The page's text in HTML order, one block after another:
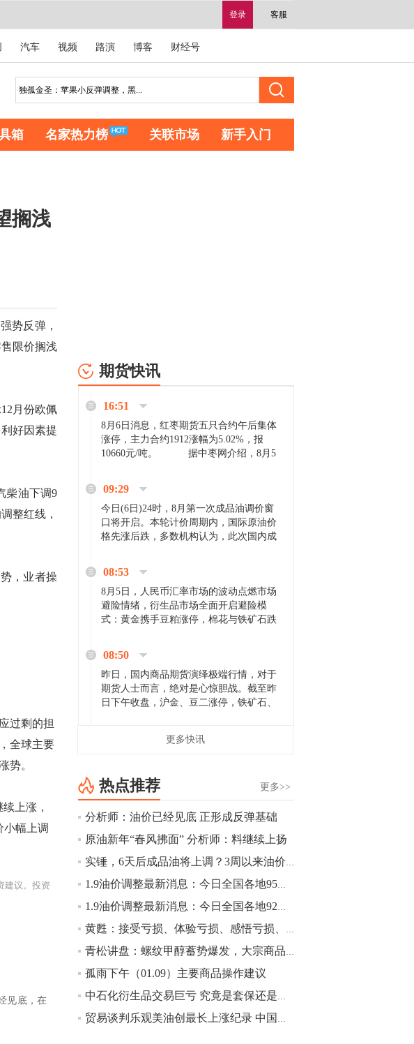
登录 客服
汽车 视频 路演 博客 财经号
箱 名家热力榜 关联市场 新手入门
搁浅
势反弹，
限价搁浅
月份欧佩
好因素提
柴油下调9
整红线，
，业者操
过剩的担
全球主要
势。
上涨，
小幅上调
建议。投资
见底，在
期货快讯
16:51
8月6日消息，红枣期货五只合约午后集体
涨停，主力合约1912涨幅为5.02%，报
10660元/吨。 据中枣网介绍，8月5
家好货依旧惜售挺...
09:29
今日(6日)24时，8月第一次成品油调价窗
口将开启。本轮计价周期内，国际原油价
格先涨后跌，多数机构认为，此次国内成
08:53
8月5日，人民币汇率市场的波动点燃市场
避险情绪，衍生品市场全面开启避险模
式：黄金携手豆粕涨停，棉花与铁矿石跌
场来看，汇率波动...
08:50
昨日，国内商品期货演绎极端行情，对于
期货人士而言，绝对是心惊胆战。截至昨
日下午收盘，沪金、豆二涨停，铁矿石、
[imgnobrwh] src=...
跌幅达6%，报689.5元/吨，刷新近两个月
低位。
14:20
方正有色研究团队：高度重视贵金属的阶
段性机会。自年初以来沪金上涨16.93%，
立涨势，白银将开启补涨，且涨幅超过黄
金，金银比有望高位回归。
13:55
豆二期货主力合约涨停，涨幅达3.98%，报
CBOT大豆期货市场上涨，11月期约收高
更多快讯
更多>>
热点推荐
分析师：油价已经见底 正形成反弹基础
原油新年“春风拂面” 分析师：料继续上扬
实锤，6天后成品油将上调？3周以来油价首次涨破50美元
1.9油价调整最新消息：今日全国各地95号汽油价格查询一览
1.9油价调整最新消息：今日全国各地92号汽油价格查询一览
黄甦：接受亏损、体验亏损、感悟亏损、拥抱亏损（下）
青松讲盘：螺纹甲醇蓄势爆发，大宗商品年底大战
孤雨下午（01.09）主要商品操作建议
中石化衍生品交易巨亏 究竟是套保还是投机？
贸易谈判乐观美油创最长上涨纪录 中国原油跟随国际油价有望涨涨涨？